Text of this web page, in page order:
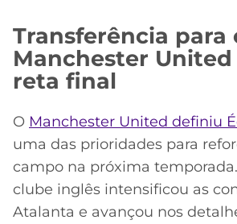
Transferência para
Manchester
reta final
O Manchester United definiu
uma das prioridades para
campo na próxima
clube inglês intensificou as
Atalanta e avançou nos